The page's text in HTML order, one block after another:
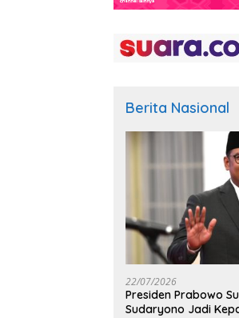
Berita Nasional
22/07/2026
Presiden Prabowo
Sudaryono Jadi